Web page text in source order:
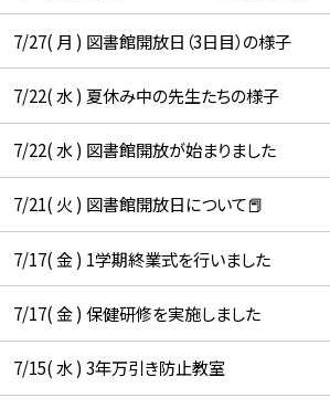
7/27( 月 ) 図書館開放日（3日目）の様子
7/22( 水 ) 夏休み中の先生たちの様子
7/22( 水 ) 図書館開放が始まりました
7/21( 火 ) 図書館開放日について📕
7/17( 金 ) 1学期終業式を行いました
7/17( 金 ) 保健研修を実施しました
7/15( 水 ) 3年万引き防止教室